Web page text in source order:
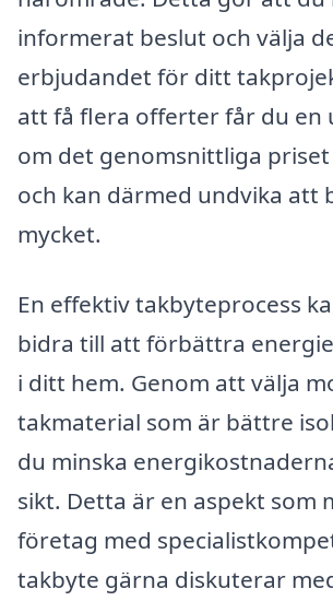
informerat beslut och välja
erbjudandet för ditt
att få flera offerter får du en
om det genomsnittliga
och kan därmed undvika att
mycket.
En effektiv takbyteprocess
bidra till att förbättra
i ditt hem. Genom att välja
takmaterial som är bättre
du minska
sikt. Detta är en aspekt som
företag med
takbyte gärna diskuterar